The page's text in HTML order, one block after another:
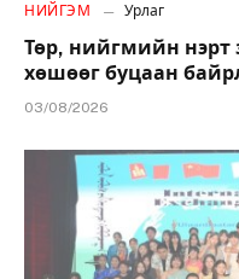
НИЙГЭМ Урлаг
Төр, нийгмийн нэрт
хөшөөг буцаан
03/08/2026